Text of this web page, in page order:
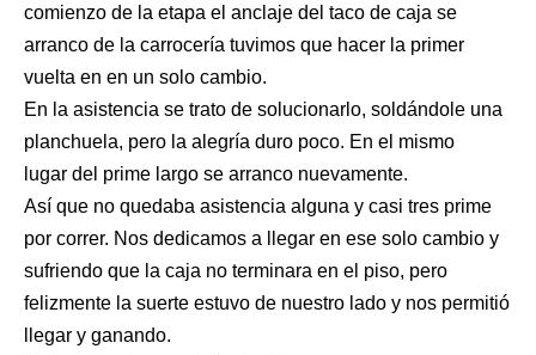
comienzo de la etapa el anclaje del taco de caja se
arranco de la carrocería tuvimos que hacer la primer
vuelta en en un solo cambio.
En la asistencia se trato de solucionarlo, soldándole una
planchuela, pero la alegría duro poco. En el mismo
lugar del prime largo se arranco nuevamente.
Así que no quedaba asistencia alguna y casi tres prime
por correr. Nos dedicamos a llegar en ese solo cambio y
sufriendo que la caja no terminara en el piso, pero
felizmente la suerte estuvo de nuestro lado y nos permitió
llegar y ganando.